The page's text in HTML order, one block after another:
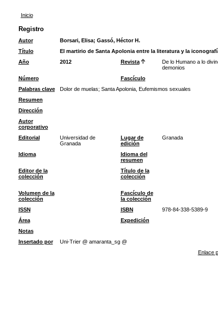
Inicio
Registro
Autor Borsari, Elisa; Gassó, Héctor H.
Título
El martirio de Santa Apolonia entre la literatura y la
Año
2012 Revista
De lo Humano a lo
demonios
Número
Fascículo
Palabras clave
Dolor de muelas; Santa Apolonia, Eufemismos sexuales
Resumen
Dirección
Autor
corporativo
Editorial
Universidad de
Granada
Lugar de
edición
Granada
Idioma
Idioma del
resumen
Editor de la
colección
Título de la
colección
Volumen de la
colección
Fascículo de
la colección
ISSN
ISBN
978-84-338-5389-9
Área
Expedición
Notas
Insertado por
Uni-Trier @ amaranta_sg @
Enlace